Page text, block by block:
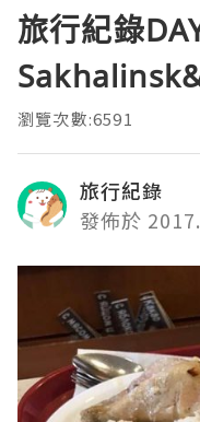
旅行紀錄
瀏覽次數:6591
旅行紀錄
發佈於